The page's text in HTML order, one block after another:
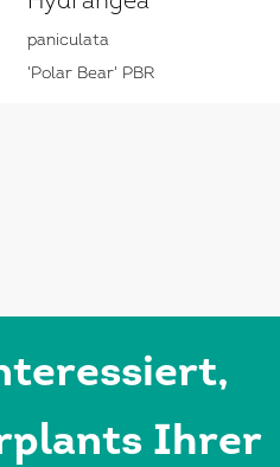
paniculata
'Polar Bear' PBR
Ihrer